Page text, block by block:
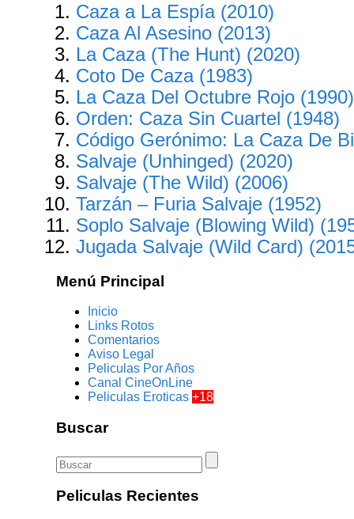
Caza a La Espía (2010)
Caza Al Asesino (2013)
La Caza (The Hunt) (2020)
Coto De Caza (1983)
La Caza Del Octubre Rojo (1990)
Orden: Caza Sin Cuartel (1948)
Código Gerónimo: La Caza De
Salvaje (Unhinged) (2020)
Salvaje (The Wild) (2006)
Tarzán – Furia Salvaje (1952)
Soplo Salvaje (Blowing Wild)
Jugada Salvaje (Wild Card)
Menú Principal
Inicio
Links Rotos
Comentarios
Aviso Legal
Peliculas Por Años
Canal CineOnLine
Peliculas Eroticas+18
Buscar
Peliculas Recientes